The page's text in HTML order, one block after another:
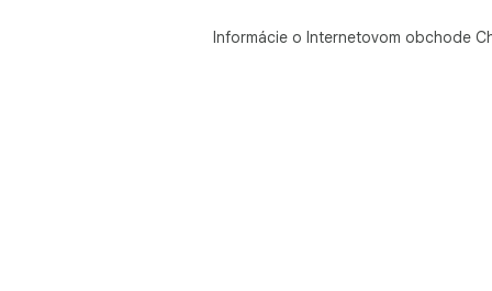
Informácie o Internetovom obchode